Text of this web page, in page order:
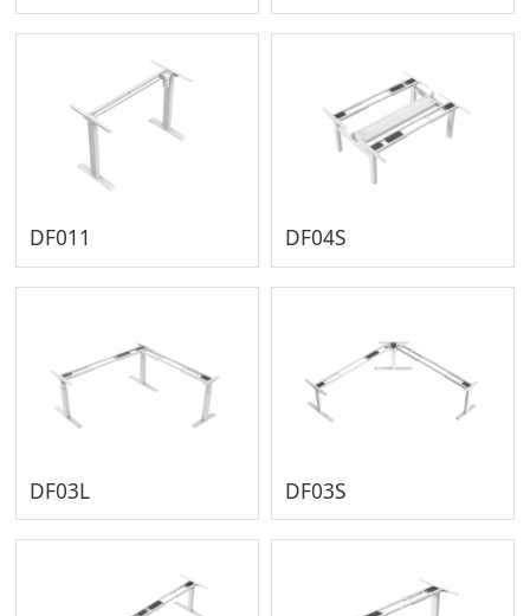
DF011 DF04S
DF03L DF03S